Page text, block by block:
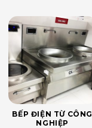
BẾP ĐIỆN TỪ CÔNG
NGHIỆP